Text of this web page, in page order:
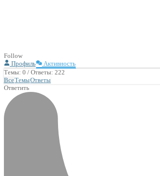
Follow
Профиль
Активность
Темы: 0 / Ответы: 222
ВсеТемыОтветы
Ответить